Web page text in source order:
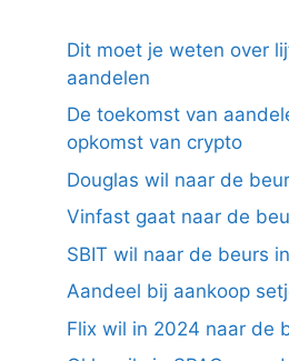
Dit moet je weten over
aandelen
De toekomst van
opkomst van crypto
Douglas wil naar de
Vinfast gaat naar de
SBIT wil naar de beurs
Aandeel bij aankoop
Flix wil in 2024 naar de